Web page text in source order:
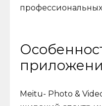
профессиональных
Meitu- Photo &